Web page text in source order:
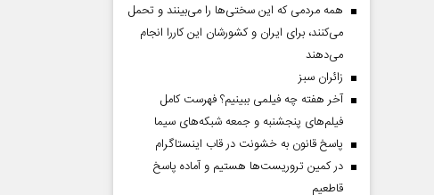
همه مردمی که این سختی‌ها را می‌بینند و تحمل
می‌کنند، برای ایران و کشورشان این کاررا انجام
می‌دهند
‌زائران سبز
آخر هفته چه فیلمی ببینیم؟ فهرست کامل
فیلم‌های پنجشنبه و جمعه شبکه‌های سیما
پاسخ قانون به خشونت در قاب اینستاگرام
در کمین تروریست‌ها هستیم و آماده پاسخ
قاطعیم